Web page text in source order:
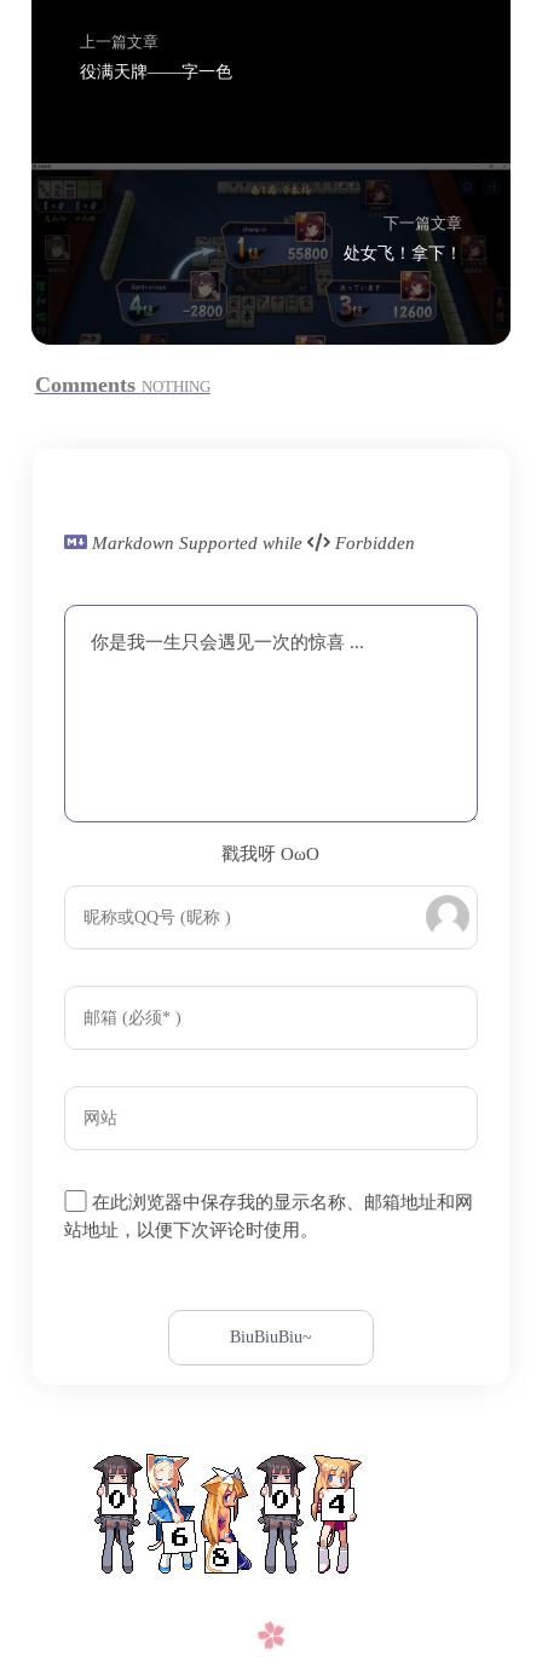
上一篇文章
役满天牌——字一色
下一篇文章
处女飞！拿下！
Comments NOTHING
Markdown Supported while Forbidden
你是我一生只会遇见一次的惊喜 ...
戳我呀 OωO
majsoul
在此浏览器中保存我的显示名称、邮箱地址和网
站地址，以便下次评论时使用。